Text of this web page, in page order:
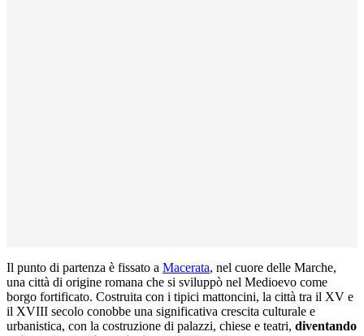
Il punto di partenza è fissato a Macerata, nel cuore delle Marche,
una città di origine romana che si sviluppò nel Medioevo come
borgo fortificato. Costruita con i tipici mattoncini, la città tra il XV e
il XVIII secolo conobbe una significativa crescita culturale e
urbanistica, con la costruzione di palazzi, chiese e teatri, diventando